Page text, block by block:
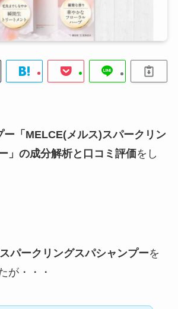
「 MELCE(メルス)スパークリン
」の成分解析と口コミ評価をし
パークリングスパシャンプーを
が・・・